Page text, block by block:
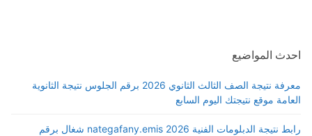
احدث المواضيع
معرفة نتيجة الصف الثالث الثانوي 2026 برقم الجلوس نتيجة الثانوية
العامة موقع نتيجتك اليوم السابع
رابط نتيجة الدبلومات الفنية 2026 nategafany.emis شغال برقم